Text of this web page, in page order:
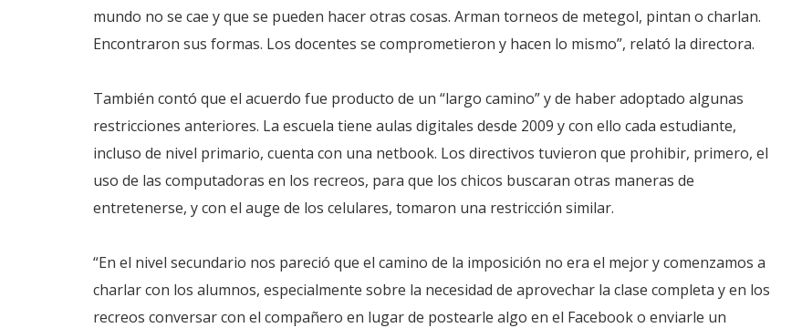
mundo no se cae y que se pueden hacer otras cosas. Arman torneos de metegol, pintan o charlan.
Encontraron sus formas. Los docentes se comprometieron y hacen lo mismo”, relató la directora.
También contó que el acuerdo fue producto de un “largo camino” y de haber adoptado algunas
restricciones anteriores. La escuela tiene aulas digitales desde 2009 y con ello cada estudiante,
incluso de nivel primario, cuenta con una netbook. Los directivos tuvieron que prohibir, primero, el
uso de las computadoras en los recreos, para que los chicos buscaran otras maneras de
entretenerse, y con el auge de los celulares, tomaron una restricción similar.
“En el nivel secundario nos pareció que el camino de la imposición no era el mejor y comenzamos a
charlar con los alumnos, especialmente sobre la necesidad de aprovechar la clase completa y en los
recreos conversar con el compañero en lugar de postearle algo en el Facebook o enviarle un